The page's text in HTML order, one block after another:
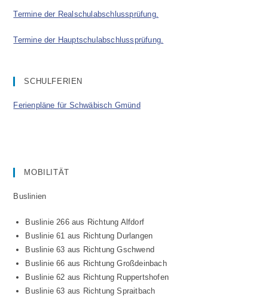
Termine der Realschulabschlussprüfung.
Termine der Hauptschulabschlussprüfung.
SCHULFERIEN
Ferienpläne für Schwäbisch Gmünd
MOBILITÄT
Buslinien
Buslinie 266 aus Richtung Alfdorf
Buslinie 61 aus Richtung Durlangen
Buslinie 63 aus Richtung Gschwend
Buslinie 66 aus Richtung Großdeinbach
Buslinie 62 aus Richtung Ruppertshofen
Buslinie 63 aus Richtung Spraitbach